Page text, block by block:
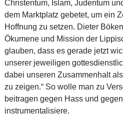
Christentum, Islam, Judentum
dem Marktplatz gebetet, um ein
Hoffnung zu setzen. Dieter
Ökumene und Mission der
glauben, dass es gerade jetzt
unserer jeweiligen
dabei unseren Zusammenhalt
zu zeigen.“ So wolle man zu
beitragen gegen Hass und
instrumentalisiere.